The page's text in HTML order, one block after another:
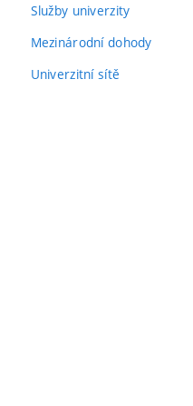
Služby univerzity
Mezinárodní dohody
Univerzitní sítě